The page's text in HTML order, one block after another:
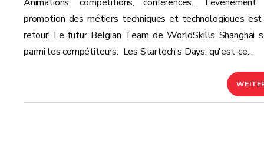
promotion des métiers techniques et technologiques
retour! Le futur Belgian Team de WorldSkills Shanghai
parmi les compétiteurs. Les Startech's Days, qu'est-ce...